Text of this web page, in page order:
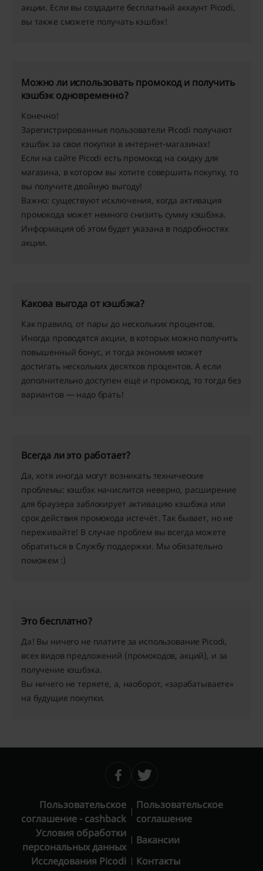
акции. Если вы создадите бесплатный аккаунт Picodi,
вы также сможете получать кэшбэк!
Можно ли использовать промокод и получить
кэшбэк одновременно?
Конечно!
Зарегистрированные пользователи Picodi получают
кэшбэк за свои покупки в интернет-магазинах!
Если на сайте Picodi есть промокод на скидку для
магазина, в котором вы хотите совершить покупку, то
вы получите двойную выгоду!
Важно: существуют исключения, когда активация
промокода может немного снизить сумму кэшбэка.
Информация об этом будет указана ​​в подробностях
акции.
Какова выгода от кэшбэка?
Как правило, от пары до нескольких процентов.
Иногда проводятся акции, в которых можно получить
повышенный бонус, и тогда экономия может
достигать нескольких десятков процентов. А если
дополнительно доступен ещё и промокод, то тогда без
вариантов — надо брать!
Всегда ли это работает?
Да, хотя иногда могут возникать технические
проблемы: кэшбэк начислится неверно, расширение
для браузера заблокирует активацию кэшбэка или
срок действия промокода истечёт. Так бывает, но не
переживайте! В случае проблем вы всегда можете
обратиться в Службу поддержки. Мы обязательно
поможем :)
Это бесплатно?
Да! Вы ничего не платите за использование Picodi,
всех видов предложений (промокодов, акций), и за
получение кэшбэка.
Вы ничего не теряете, а, наоборот, «зарабатываете»
на будущие покупки.
Пользовательское
соглашение - cashback
Пользовательское
соглашение
Условия обработки
персональных данных
Вакансии
Исследования Picodi
Контакты